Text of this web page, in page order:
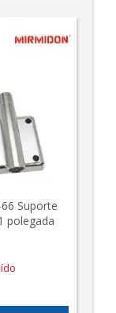
Suporte
polegada